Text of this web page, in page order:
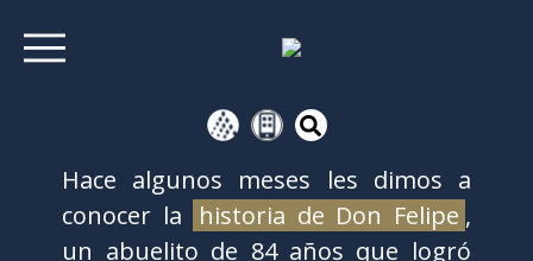
Hace algunos meses les dimos a
conocer la
historia de Don Felipe ,
un abuelito de 84 años que logró